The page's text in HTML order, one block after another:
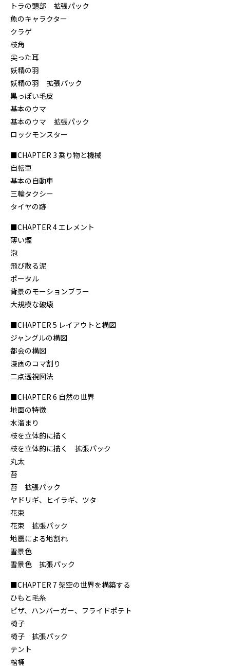
トラの頭部 拡張パック
魚のキャラクター
クラゲ
枝角
尖った耳
妖精の羽
妖精の羽 拡張パック
黒っぽい毛皮
基本のウマ
基本のウマ 拡張パック
ロックモンスター
■CHAPTER 3 乗り物と機械
自転車
基本の自動車
三輪タクシー
タイヤの跡
■CHAPTER 4 エレメント
薄い煙
泡
飛び散る泥
ポータル
背景のモーションブラー
大規模な破壊
■CHAPTER 5 レイアウトと構図
ジャングルの構図
都会の構図
漫画のコマ割り
二点透視図法
■CHAPTER 6 自然の世界
地面の特徴
水溜まり
枝を立体的に描く
枝を立体的に描く 拡張パック
丸太
苔
苔 拡張パック
ヤドリギ、ヒイラギ、ツタ
花束
花束 拡張パック
地震による地割れ
雪景色
雪景色 拡張パック
■CHAPTER 7 架空の世界を構築する
ひもと毛糸
ピザ、ハンバーガー、フライドポテト
椅子
椅子 拡張パック
テント
棺桶